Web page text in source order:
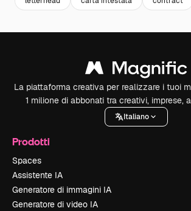
La piattaforma creativa per realizzare i tuoi
1 milione di abbonati tra creativi, imprese,
Italiano
Prodotti
Spaces
Assistente IA
Generatore di immagini IA
Generatore di video IA